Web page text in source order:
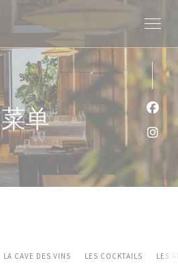
菜单
LA CAVE DES VINS LES COCKTAILS LES